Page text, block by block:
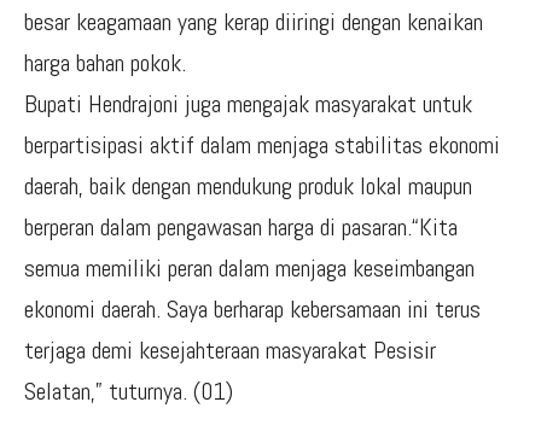
besar keagamaan yang kerap diiringi dengan kenaikan
harga bahan pokok.
Bupati Hendrajoni juga mengajak masyarakat untuk
berpartisipasi aktif dalam menjaga stabilitas ekonomi
daerah, baik dengan mendukung produk lokal maupun
berperan dalam pengawasan harga di pasaran.“Kita
semua memiliki peran dalam menjaga keseimbangan
ekonomi daerah. Saya berharap kebersamaan ini terus
terjaga demi kesejahteraan masyarakat Pesisir
Selatan,” tuturnya. (01)